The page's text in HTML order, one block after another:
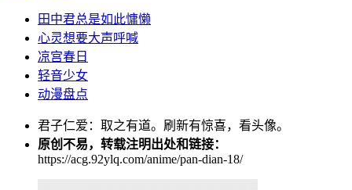
田中君总是如此慵懒
心灵想要大声呼喊
凉宫春日
轻音少女
动漫盘点
君子仁爱：取之有道。刷新有惊喜，看头像。
原创不易，转载注明出处和链接：
https://acg.92ylq.com/anime/pan-dian-18/